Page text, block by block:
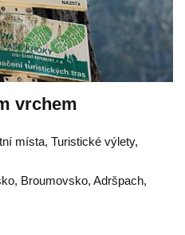
vrchem
místa, Turistické výlety,
, Broumovsko, Adršpach,